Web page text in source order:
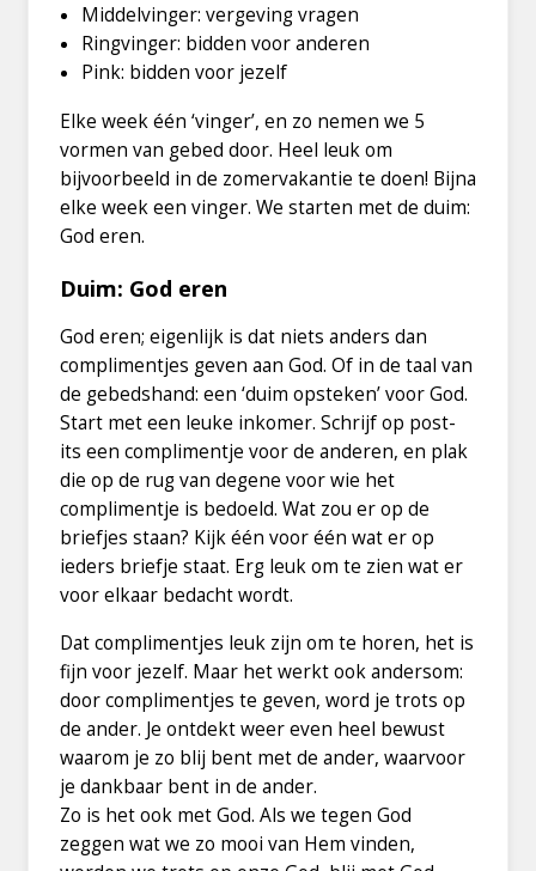
Middelvinger: vergeving vragen
Ringvinger: bidden voor anderen
Pink: bidden voor jezelf
Elke week één ‘vinger’, en zo nemen we 5
vormen van gebed door. Heel leuk om
bijvoorbeeld in de zomervakantie te doen! Bijna
elke week een vinger. We starten met de duim:
God eren.
Duim: God eren
God eren; eigenlijk is dat niets anders dan
complimentjes geven aan God. Of in de taal van
de gebedshand: een ‘duim opsteken’ voor God.
Start met een leuke inkomer. Schrijf op post-
its een complimentje voor de anderen, en plak
die op de rug van degene voor wie het
complimentje is bedoeld. Wat zou er op de
briefjes staan? Kijk één voor één wat er op
ieders briefje staat. Erg leuk om te zien wat er
voor elkaar bedacht wordt.
Dat complimentjes leuk zijn om te horen, het is
fijn voor jezelf. Maar het werkt ook andersom:
door complimentjes te geven, word je trots op
de ander. Je ontdekt weer even heel bewust
waarom je zo blij bent met de ander, waarvoor
je dankbaar bent in de ander.
Zo is het ook met God. Als we tegen God
zeggen wat we zo mooi van Hem vinden,